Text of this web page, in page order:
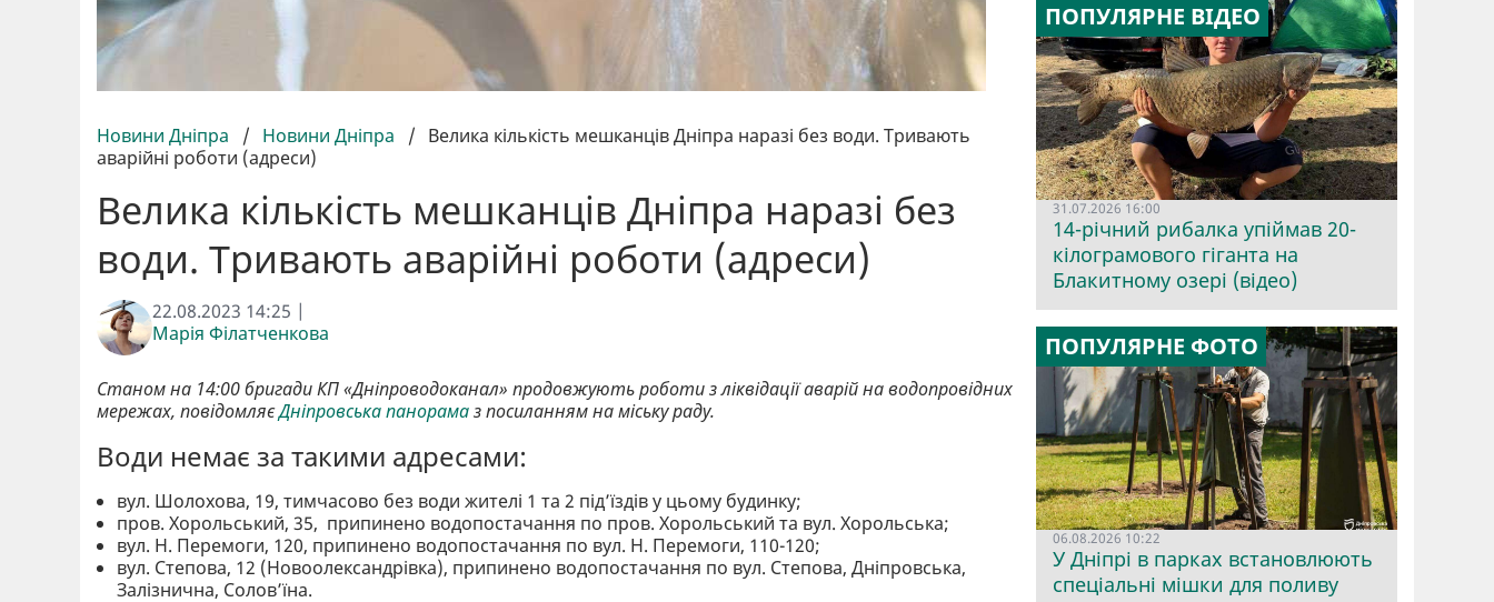
Новини Дніпра / Новини Дніпра / Велика кількість мешканців Дніпра наразі без води. Тривають
аварійні роботи (адреси)
Велика кількість мешканців Дніпра наразі без
води. Тривають аварійні роботи (адреси)
22.08.2023 14:25 |
Марія Філатченкова
Станом на 14:00 бригади КП «Дніпроводоканал» продовжують роботи з ліквідації аварій на водопровідних
мережах, повідомляєДніпровська панорамаз посиланням на міську раду.
Води немає за такими адресами:
вул. Шолохова, 19, тимчасово без води жителі 1 та 2 підʼїздів у цьому будинку;
пров. Хорольський, 35, припинено водопостачання по пров. Хорольський та вул. Хорольська;
вул. Н. Перемоги, 120, припинено водопостачання по вул. Н. Перемоги, 110-120;
вул. Степова, 12 (Новоолександрівка), припинено водопостачання по вул. Степова, Дніпровська,
Залізнична, Соловʼїна.
ПОПУЛЯРНЕ ВІДЕО
31.07.2026 16:00
14-річний рибалка упіймав 20-
кілограмового гіганта на
Блакитному озері (відео)
ПОПУЛЯРНЕ ФОТО
06.08.2026 10:22
У Дніпрі в парках встановлюють
спеціальні мішки для поливу